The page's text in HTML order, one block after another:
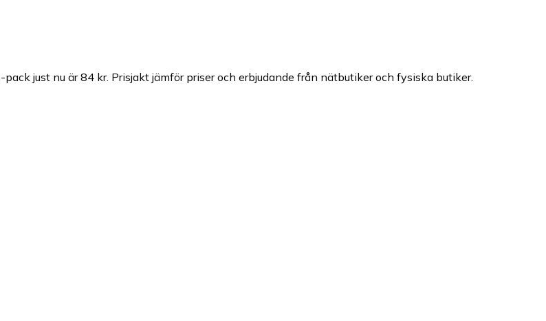
just nu är 84 kr. Prisjakt jämför priser och erbjudande från nätbutiker och fysiska butiker.